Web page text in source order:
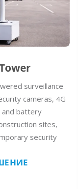
surveillance
cameras, 4G
battery
sites,
security